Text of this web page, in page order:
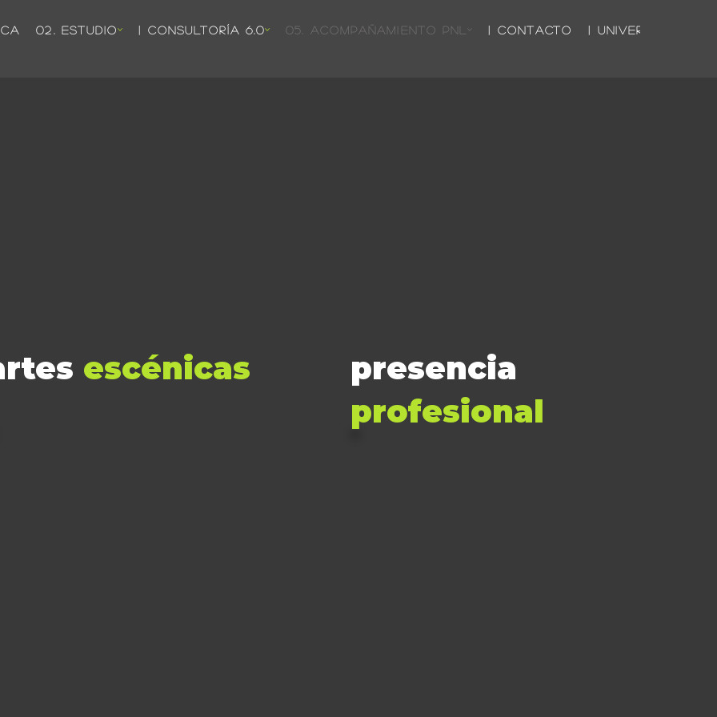
02. ESTUDIO | CONSULTORÍA 6.0 05. ACOMPAÑAMIENTO PNL | CONTACTO | UNIVERSO
escénicas
presencia
profesional